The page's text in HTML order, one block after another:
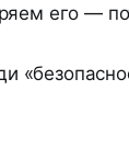
его —